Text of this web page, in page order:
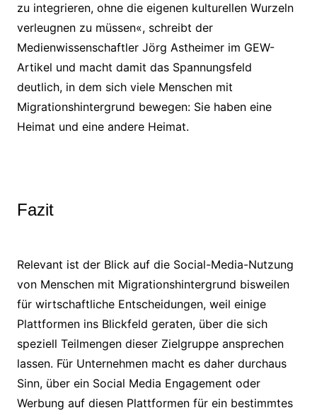
zu integrieren, ohne die eigenen kulturellen Wurzeln
verleugnen zu müssen«, schreibt der
Medienwissenschaftler Jörg Astheimer im GEW-
Artikel und macht damit das Spannungsfeld
deutlich, in dem sich viele Menschen mit
Migrationshintergrund bewegen: Sie haben eine
Heimat und eine andere Heimat.
Fazit
Relevant ist der Blick auf die Social-Media-Nutzung
von Menschen mit Migrationshintergrund bisweilen
für wirtschaftliche Entscheidungen, weil einige
Plattformen ins Blickfeld geraten, über die sich
speziell Teilmengen dieser Zielgruppe ansprechen
lassen. Für Unternehmen macht es daher durchaus
Sinn, über ein Social Media Engagement oder
Werbung auf diesen Plattformen für ein bestimmtes